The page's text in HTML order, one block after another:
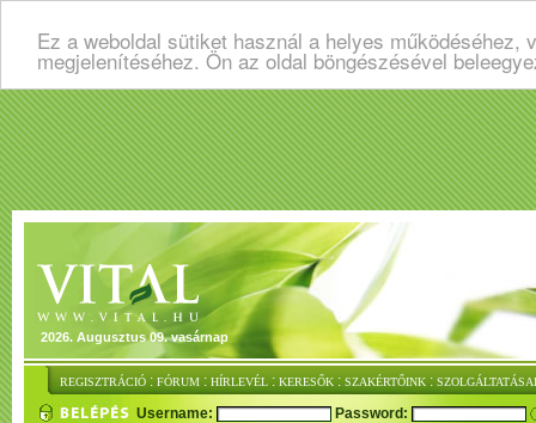
Ez a weboldal sütiket használ a helyes
megjelenítéséhez. Ön az oldal böngészésével
2026. Augusztus 09. vasárnap
REGISZTRÁCIÓ : FÓRUM : HÍRLEVÉL : KERESŐK : SZAKÉRTŐINK :
Username:
Password: